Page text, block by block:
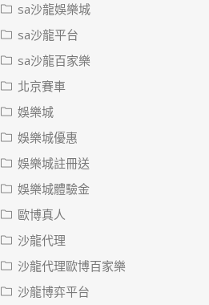
sa沙龍娛樂城
sa沙龍平台
sa沙龍百家樂
北京賽車
娛樂城
娛樂城優惠
娛樂城註冊送
娛樂城體驗金
歐博真人
沙龍代理
沙龍代理歐博百家樂
沙龍博弈平台